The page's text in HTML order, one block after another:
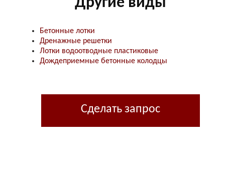
Бетонные лотки
Дренажные решетки
Лотки водоотводные пластиковые
Дождеприемные бетонные колодцы
Сделать запрос